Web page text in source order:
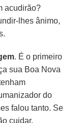
acudirão?
lhes ânimo,
. É o primeiro
sua Boa Nova
do
falou tanto. Se
cuidar.